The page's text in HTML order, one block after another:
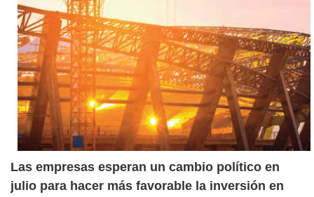
Las empresas esperan un cambio político en
julio para hacer más favorable la inversión en